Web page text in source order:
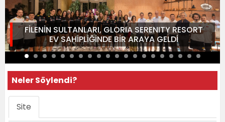
FİLENİN SULTANLARI, GLORIA SERENITY RESORT
EV SAHİPLİĞİNDE BİR ARAYA GELDİ
Neler Söylendi?
Site